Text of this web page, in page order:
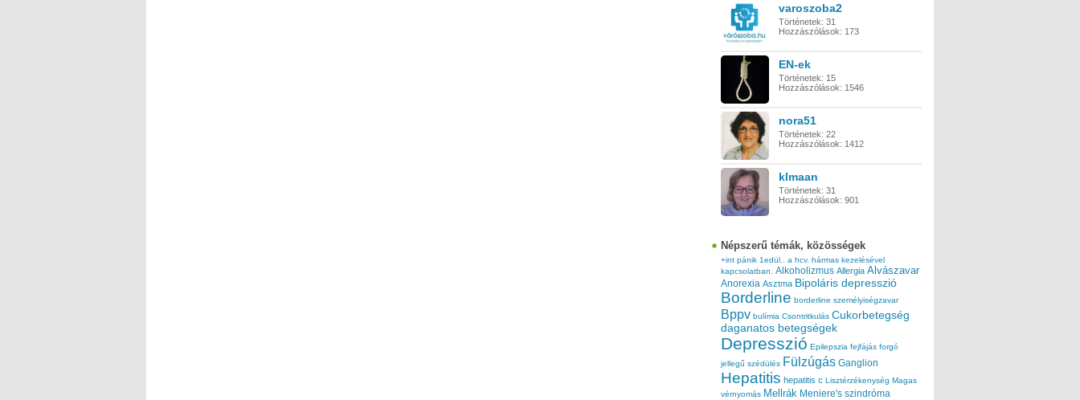
varoszoba2
Történetek: 31
Hozzászólások: 173
EN-ek
Történetek: 15
Hozzászólások: 1546
nora51
Történetek: 22
Hozzászólások: 1412
klmaan
Történetek: 31
Hozzászólások: 901
Népszerű témák, közösségek
+int pánik 1edül..
a hcv. hármas kezelésével
kapcsolatban.
Alkoholizmus Allergia Alvászavar
Anorexia Asztma Bipoláris depresszió
Borderline borderline személyiségzavar
Bppv bulímia Csontritkulás Cukorbetegség
daganatos betegségek
Depresszió Epilepszia fejfájás forgó
jellegű szédülés Fülzúgás Ganglion
Hepatitis hepatitis c Lisztérzékenység Magas
vérnyomás Mellrák Meniere's szindróma